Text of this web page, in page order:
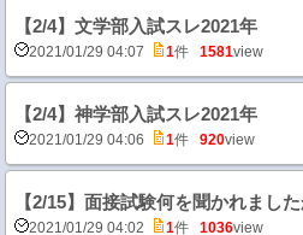
【2/4】文学部入試スレ2021年
2021/01/29 04:07 1件 1581view
【2/4】神学部入試スレ2021年
2021/01/29 04:06 1件 920view
【2/15】面接試験何を聞かれました
2021/01/29 04:02 1件 1036view